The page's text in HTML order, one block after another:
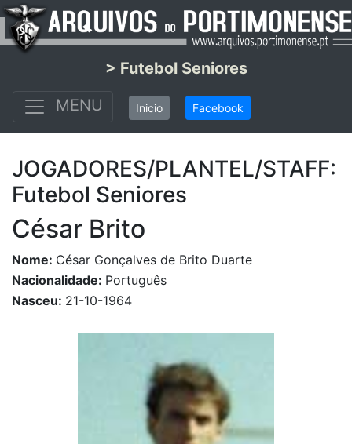
> Futebol Seniores
MENU
Inicio Facebook
JOGADORES/PLANTEL/STAFF:
Futebol Seniores
César Brito
Nome: César Gonçalves de Brito Duarte
Nacionalidade: Português
Nasceu: 21-10-1964